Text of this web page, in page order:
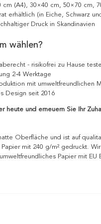
cm (A4), 30×40 cm, 50×70 cm,
erhältlich (in Eiche, Schwarz
Druck in Skandinavien
wählen?
- risikofrei zu Hause
2-4 Werktage
mit umweltfreundlichen
Design seit 2016
heute und erneuern Sie Ihr
Oberfläche und ist auf
mit 240 g/m² gedruckt.
Papier mit EU